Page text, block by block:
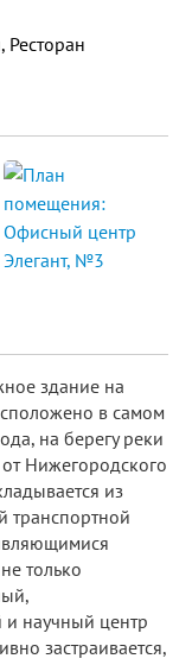
Ресторан
здание на
в самом
на берегу реки
Нижегородского
из
транспортной
только
и научный центр
застраивается,